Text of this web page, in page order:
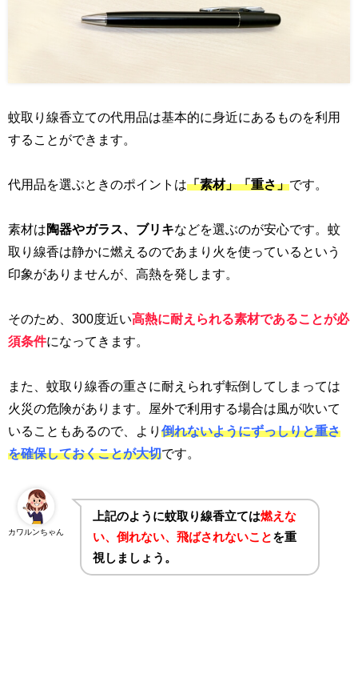
蚊取り線香立ての代用品は基本的に身近にあるものを利用
することができます。
代用品を選ぶときのポイントは「素材」「重さ」です。
素材は陶器やガラス、ブリキなどを選ぶのが安心です。蚊
取り線香は静かに燃えるのであまり火を使っているという
印象がありませんが、高熱を発します。
そのため、 300度近い高熱に耐えられる素材であることが必
須条件になってきます。
また、蚊取り線香の重さに耐えられず転倒してしまっては
火災の危険があります。屋外で利用する場合は風が吹いて
いることもあるので、より 倒れないようにずっしりと重さ
を確保しておくことが大切です。
カワルンちゃん
上記のように蚊取り線香立ては燃えな
い、倒れない、飛ばされないこと を重
視しましょう。